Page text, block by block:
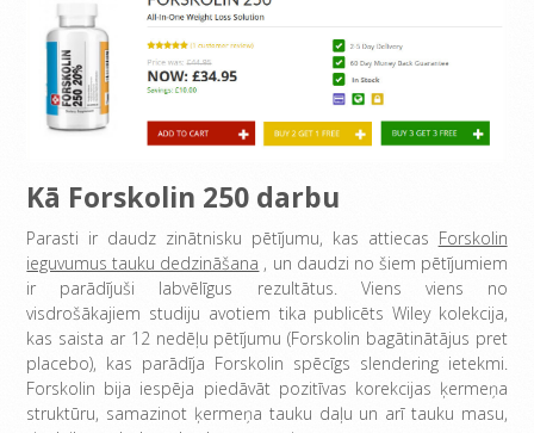
Kā Forskolin 250 darbu
Parasti ir daudz zinātnisku pētījumu, kas attiecas Forskolin
ieguvumus tauku dedzināšana , un daudzi no šiem pētījumiem
ir parādījuši labvēlīgus rezultātus. Viens viens no
visdrošākajiem studiju avotiem tika publicēts Wiley kolekcija,
kas saista ar 12 nedēļu pētījumu (Forskolin bagātinātājus pret
placebo), kas parādīja Forskolin spēcīgs slendering ietekmi.
Forskolin bija iespēja piedāvāt pozitīvas korekcijas ķermeņa
struktūru, samazinot ķermeņa tauku daļu un arī tauku masu,